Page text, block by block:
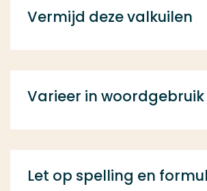
Vermijd deze valkuilen
Varieer in woordgebruik
Let op spelling en